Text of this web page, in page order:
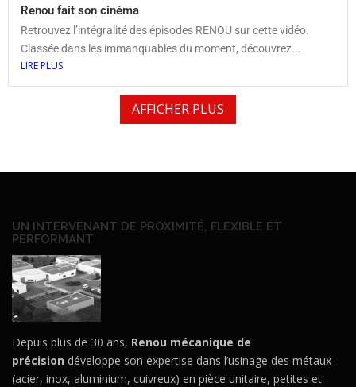
Renou fait son cinéma
Retrouvez l’intégralité des épisodes RENOU sur cette vidéo.
Classée dans les immanquables du moment, découvrez...
LIRE PLUS
AFFICHER PLUS
UN INTERVENANT DE PROXIMITÉ, FLEXIBLE ET
PERFORMANT
Depuis plus de 30 ans, Renou mécanique de
précision développe son expertise dans l’usinage des métaux
(acier, inox, aluminium, cuivreux) en pièce unitaire, petites et